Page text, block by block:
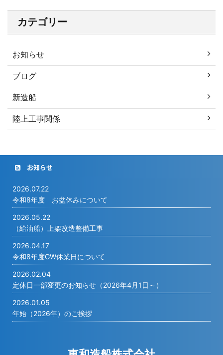
カテゴリー
お知らせ
ブログ
新造船
陸上工事関係
お知らせ
2026.07.22
令和8年度 お盆休みについて
2026.05.22
（給油船）上架改造整備工事
2026.04.17
令和8年度GW休業日について
2026.02.04
定休日一部変更のお知らせ（2026年4月1日～）
2026.01.05
年始（2026年）のご挨拶